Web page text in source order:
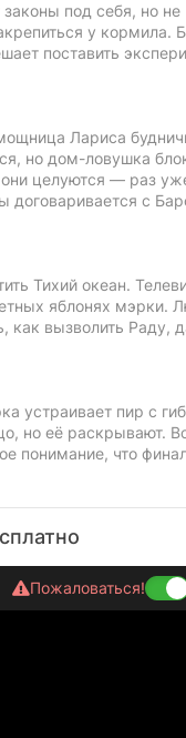
под себя, но не
у кормила.
поставить
Лариса
но дом-ловушка
они целуются — раз
договаривается с
Тихий океан.
яблонях мэрки.
как вызволить Раду,
устраивает пир с
но её раскрывают.
понимание, что
Пожаловаться!